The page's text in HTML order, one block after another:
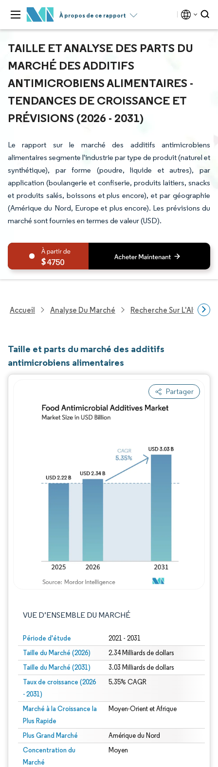
À propos de ce rapport
TAILLE ET ANALYSE DES PARTS DU
MARCHÉ DES ADDITIFS
ANTIMICROBIENS ALIMENTAIRES -
TENDANCES DE CROISSANCE ET
PRÉVISIONS (2026 - 2031)
Le rapport sur le marché des additifs antimicrobiens
alimentaires segmente l'industrie par type de produit (naturel et
synthétique), par forme (poudre, liquide et autres), par
application (boulangerie et confiserie, produits laitiers, snacks
et produits salés, boissons et plus encore), et par géographie
(Amérique du Nord, Europe et plus encore). Les prévisions du
marché sont fournies en termes de valeur (USD).
4750
Accueil Analyse Du Marché Recherche Sur
Taille et parts du marché des additifs
antimicrobiens alimentaires
Partager
VUE D’ENSEMBLE DU MARCHÉ
Période d'étude 2021 - 2031
Taille du Marché (2026) 2.34 Milliards de dollars
Taille du Marché (2031) 3.03 Milliards de dollars
Taux de croissance (2026
- 2031)
5.35% CAGR
Marché à la Croissance la
Plus Rapide
Moyen-Orient et Afrique
Plus Grand Marché Amérique du Nord
Concentration du
Marché
Moyen